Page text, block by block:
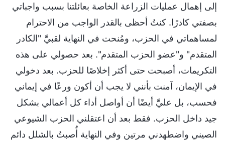
إلى إهمال عمليات الزراعة الخاصة بعائلتنا بسبب واجباتي
بصفتي كادرًا. كنتُ أحظى بالقدر الواجب من الاحترام
لمساهماتي في الحزب، ومُنحت في النهاية لقبيَّ "الكادر
المتقدم" و"عضو الحزب المتقدم". بعد حصولي على هذه
التكريمات، أصبحت حتى أكثر إخلاصًا للحزب. بعد دخولي
في الإيمان، آمنت بأنني لا يجب أن أكون ورعًا في إيماني
فحسب، بل عليَّ أيضًا أن أواصل أداء كل أعمالي بشكل
جيد داخل الحزب. فقط بعد أن اعتقلني الحزب الشيوعي
الصيني واضطهدني مرتين وفي النهاية أُصبتُ بالشلل دائم